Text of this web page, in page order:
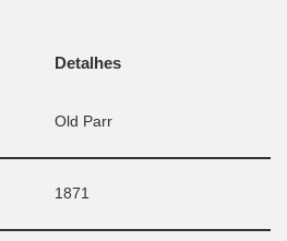
Detalhes
Old Parr
1871